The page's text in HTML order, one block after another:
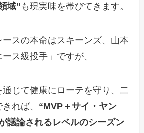
域” も現実味を帯びてきます。
スの本命はスキーンズ、山本
ス級投手」ですが、
じて健康にローテを守り、二
れば、 “MVP＋サイ・ヤン
議論されるレベルのシーズン